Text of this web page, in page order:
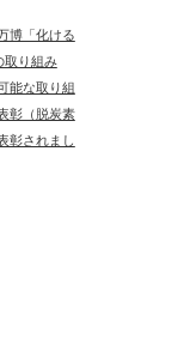
博「化ける
取り組み
能な取り組
彰（脱炭素
彰されまし